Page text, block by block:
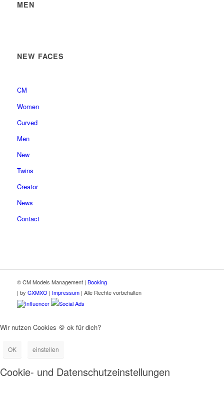
MEN
NEW FACES
CM
Women
Curved
Men
New
Twins
Creator
News
Contact
© CM Models Management | Booking
| by CXMXO | Impressum| Alle Rechte vorbehalten
Influencer
Social Ads
Wir nutzen Cookies 🍪 ok für dich?
OK einstellen
Cookie- und Datenschutzeinstellungen